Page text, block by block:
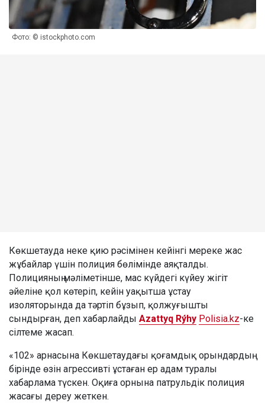
Фото: © istockphoto.com
Көкшетауда неке қию рәсімінен кейінгі мереке жас
жұбайлар үшін полиция бөлімінде аяқталды.
Полицияның мәліметінше, мас күйдегі күйеу жігіт
әйеліне қол көтеріп, кейін уақытша ұстау
изоляторында да тәртіп бұзып, қолжуғышты
сындырған, деп хабарлайды Azattyq Rýhy Polisia.kz-ке
сілтеме жасап.
«102» арнасына Көкшетаудағы қоғамдық орындардың
бірінде өзін агрессивті ұстаған ер адам туралы
хабарлама түскен. Оқиға орнына патрульдік полиция
жасағы дереу жеткен.